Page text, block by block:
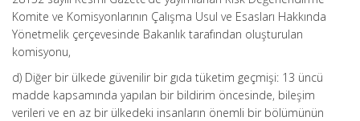
Komite ve Komisyonlarının Çalışma Usul ve Esasları Hakkında
Yönetmelik çerçevesinde Bakanlık tarafından oluşturulan
komisyonu,
d) Diğer bir ülkede güvenilir bir gıda tüketim geçmişi: 13 üncü
madde kapsamında yapılan bir bildirim öncesinde, bileşim
verileri ve en az bir ülkedeki insanların önemli bir bölümünün